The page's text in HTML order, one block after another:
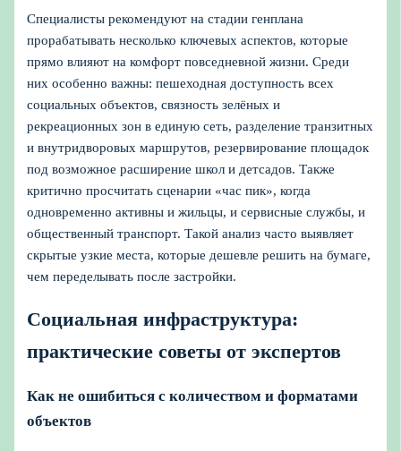
Специалисты рекомендуют на стадии генплана
прорабатывать несколько ключевых аспектов, которые
прямо влияют на комфорт повседневной жизни. Среди
них особенно важны: пешеходная доступность всех
социальных объектов, связность зелёных и
рекреационных зон в единую сеть, разделение транзитных
и внутридворовых маршрутов, резервирование площадок
под возможное расширение школ и детсадов. Также
критично просчитать сценарии «час пик», когда
одновременно активны и жильцы, и сервисные службы, и
общественный транспорт. Такой анализ часто выявляет
скрытые узкие места, которые дешевле решить на бумаге,
чем переделывать после застройки.
Социальная инфраструктура:
практические советы от экспертов
Как не ошибиться с количеством и форматами
объектов